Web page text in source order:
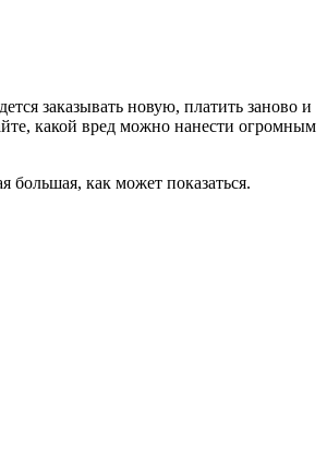
заказывать новую, платить заново и
какой вред можно нанести огромным
большая, как может показаться.